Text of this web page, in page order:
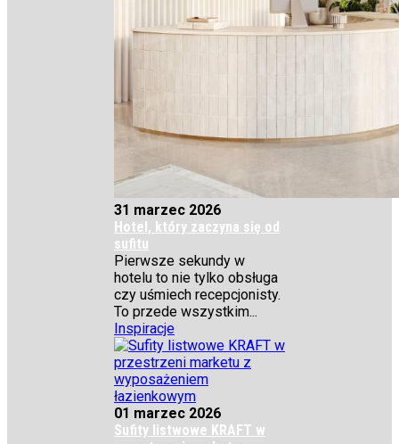
31 marzec 2026
Hotel, który zaczyna się od
sufitu
Pierwsze sekundy w
hotelu to nie tylko obsługa
czy uśmiech recepcjonisty.
To przede wszystkim...
Inspiracje
01 marzec 2026
Sufity listwowe KRAFT w